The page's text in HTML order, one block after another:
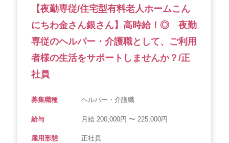
【夜勤専従/住宅型有料老人ホームこん
にちわ金さん銀さん】高時給！◎ 夜勤
専従のヘルパー・介護職として、ご利用
者様の生活をサポートしませんか？/正
社員
募集職種 ヘルパー・介護職
給与 月給 200,000円 〜 225,000円
雇用形態 正社員